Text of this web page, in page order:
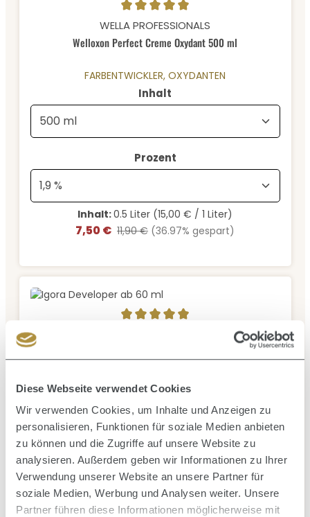
Diese Webseite verwendet Cookies
Wir verwenden Cookies, um Inhalte und Anzeigen zu
personalisieren, Funktionen für soziale Medien anbieten
zu können und die Zugriffe auf unsere Website zu
analysieren. Außerdem geben wir Informationen zu Ihrer
Verwendung unserer Website an unsere Partner für
soziale Medien, Werbung und Analysen weiter. Unsere
Partner führen diese Informationen möglicherweise mit
Durchschnittliche Bewertung von 5 von 5 Sternen
WELLA PROFESSIONALS
Welloxon Perfect Creme Oxydant 500 ml
FARBENTWICKLER, OXYDANTEN
Inhalt
Prozentauswählen
Inhalt:0.5 Liter (15,00 € / 1 Liter)
Verkaufspreis:
7,50 € Regulärer Preis:
11,90 € (36.97% gespart)
Durchschnittliche Bewertung von 4.88 von 5 Sternen
FARBENTWICKLER, OXYDANTEN
Inhalt
Prozentauswählen